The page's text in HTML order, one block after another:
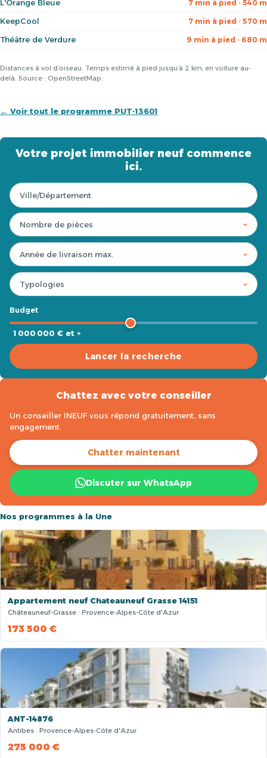
L'Orange Bleue 7 min à pied · 540 m
KeepCool 7 min à pied · 570 m
Théâtre de Verdure 9 min à pied · 680 m
Distances à vol d’oiseau. Temps estimé à pied jusqu’à 2 km, en voiture au-
delà. Source : OpenStreetMap.
← Voir tout le programme PUT-13601
Votre projet immobilier neuf commence
ici.
Budget
1 000 000 € et +
Lancer la recherche
Chattez avec votre conseiller
Un conseiller INEUF vous répond gratuitement, sans
engagement.
Chatter maintenant
Discuter sur WhatsApp
Nos programmes à la Une
Appartement neuf Chateauneuf Grasse 14151
Châteauneuf-Grasse · Provence-Alpes-Côte d'Azur
173 500 €
ANT-14876
Antibes · Provence-Alpes-Côte d'Azur
275 000 €